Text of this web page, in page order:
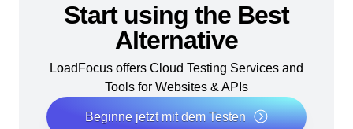
Start using the Best
Alternative
LoadFocus offers Cloud Testing Services and
Tools for Websites & APIs
Beginne jetzt mit dem Testen